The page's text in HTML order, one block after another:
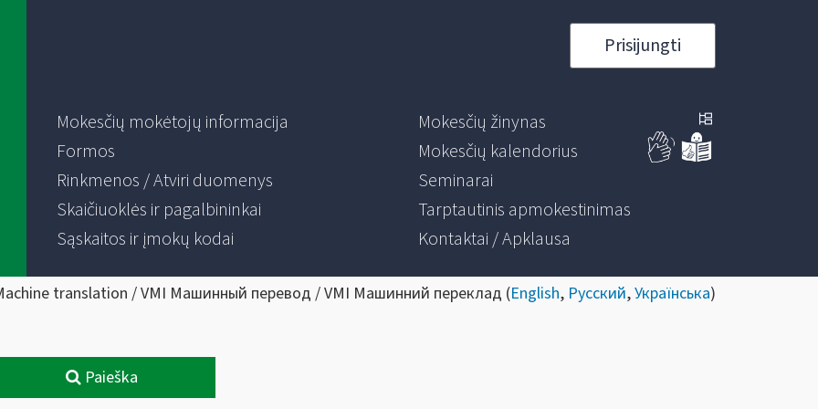
Prisijungti
Mokesčių mokėtojų informacija
Formos
Rinkmenos / Atviri duomenys
Skaičiuoklės ir pagalbininkai
Sąskaitos ir įmokų kodai
Mokesčių žinynas
Mokesčių kalendorius
Seminarai
Tarptautinis apmokestinimas
Kontaktai / Apklausa
translation / VMI Машинный перевод / VMI Машинний переклад (English, Русский,Українська)
Paieška